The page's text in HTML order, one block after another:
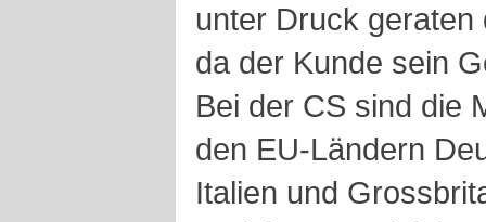
unter Druck
da der Kunde sein
Bei der CS sind die
den EU-Ländern
Italien und